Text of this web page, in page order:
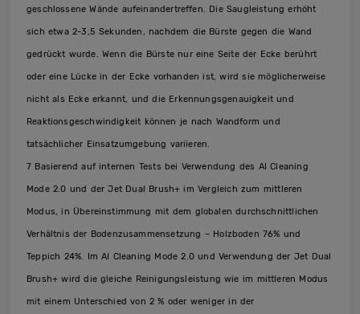
geschlossene Wände aufeinandertreffen. Die Saugleistung erhöht
sich etwa 2-3,5 Sekunden, nachdem die Bürste gegen die Wand
gedrückt wurde. Wenn die Bürste nur eine Seite der Ecke berührt
oder eine Lücke in der Ecke vorhanden ist, wird sie möglicherweise
nicht als Ecke erkannt, und die Erkennungsgenauigkeit und
Reaktionsgeschwindigkeit können je nach Wandform und
tatsächlicher Einsatzumgebung variieren.
7 Basierend auf internen Tests bei Verwendung des AI Cleaning
Mode 2.0 und der Jet Dual Brush+ im Vergleich zum mittleren
Modus, in Übereinstimmung mit dem globalen durchschnittlichen
Verhältnis der Bodenzusammensetzung – Holzboden 76% und
Teppich 24%. Im AI Cleaning Mode 2.0 und Verwendung der Jet Dual
Brush+ wird die gleiche Reinigungsleistung wie im mittleren Modus
mit einem Unterschied von 2 % oder weniger in der